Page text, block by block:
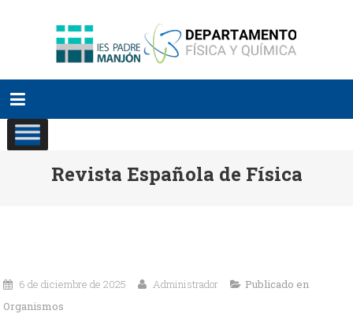
Revista Española de Física
6 de diciembre de 2025 Administrador
Publicado en
Organismos